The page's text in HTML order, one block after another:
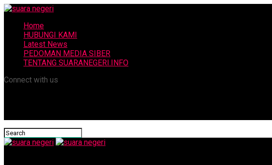
Home
HUBUNGI KAMI
Latest News
PEDOMAN MEDIA SIBER
TENTANG SUARANEGERI.INFO
Connect with us